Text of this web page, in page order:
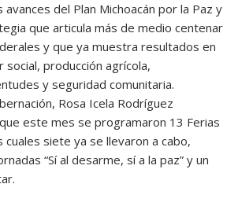
del Plan Michoacán por la Paz y
que articula más de medio centenar
y que ya muestra resultados en
social, producción agrícola,
y seguridad comunitaria.
Rosa Icela Rodríguez
este mes se programaron 13 Ferias
cuales siete ya se llevaron a cabo,
“Sí al desarme, sí a la paz” y un